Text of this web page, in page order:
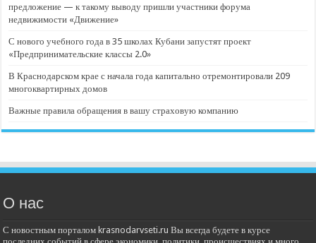
предложение — к такому выводу пришли участники форума
недвижимости «Движение»
С нового учебного года в 35 школах Кубани запустят проект
«Предпринимательские классы 2.0»
В Краснодарском крае с начала года капитально отремонтировали 209
многоквартирных домов
Важные правила обращения в вашу страховую компанию
О нас
С новостным порталом krasnodarvseti.ru Вы всегда будете в курсе